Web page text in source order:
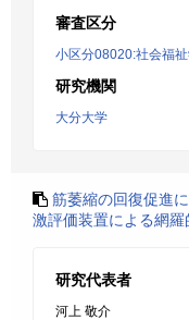
審査区分
小区分08020:社会福
研究機関
大分大学
筋萎縮の回復促進
激評価装置による網羅
研究代表者
河上 敬介